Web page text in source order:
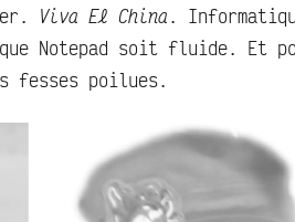
Viva El China.
Notepad soit fluide. Et
poilues.